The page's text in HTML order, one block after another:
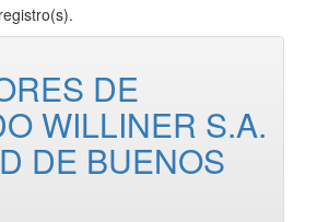
DE
WILLINER S.A.
DE BUENOS